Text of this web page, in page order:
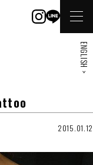
2015.01.12
ENGLISH >